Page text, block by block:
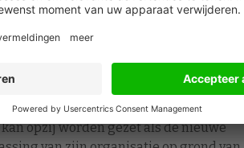
praktijk.
(ETO)-redenen
opzij worden gezet als de nieuwe